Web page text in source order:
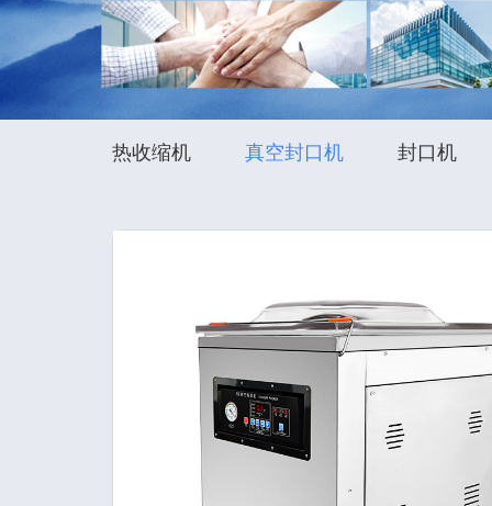
热收缩机 真空封口机 封口机